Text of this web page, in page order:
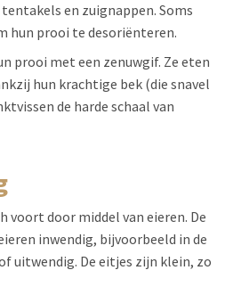
en zuignappen. Soms
hun prooi te desoriënteren.
prooi met een zenuwgif. Ze eten
hun krachtige bek (die snavel
de harde schaal van
voort door middel van eieren. De
inwendig, bijvoorbeeld in de
uitwendig. De eitjes zijn klein, zo